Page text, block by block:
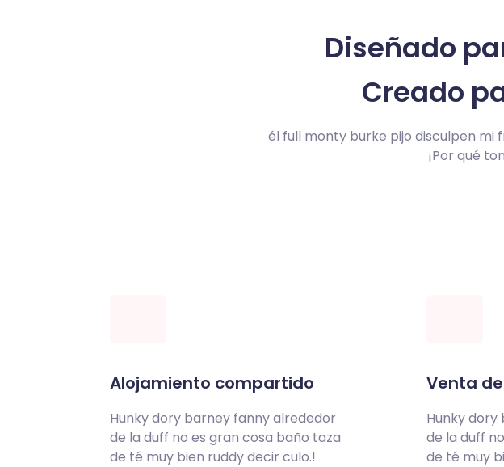
Diseñado
Creado
él full monty burke pijo disculpen
¡Por qué
Alojamiento compartido
Hunky dory barney fanny alrededor
de la duff no es gran cosa baño taza
de té muy bien ruddy decir culo.!
Venta
Hunky
de la duff
de té muy